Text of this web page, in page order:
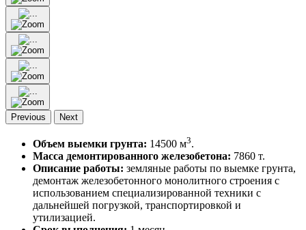
Previous Next
Объем выемки грунта: 14500 м3.
Масса демонтированного железобетона: 7860 т.
Описание работы: земляные работы по выемке грунта,
демонтаж железобетонного монолитного строения с
использованием специализированной техники с
дальнейшей погрузкой, транспортировкой и
утилизацией.